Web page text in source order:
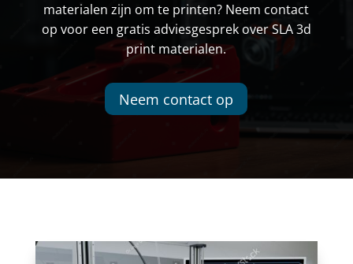
materialen zijn om te printen? Neem contact
op voor een gratis adviesgesprek over SLA 3d
print materialen.
Neem contact op